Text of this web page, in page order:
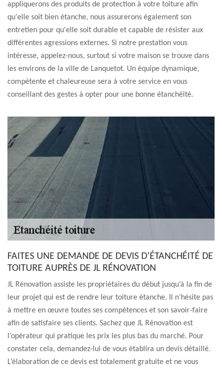
appliquerons des produits de protection à votre toiture afin
qu'elle soit bien étanche, nous assurerons également son
entretien pour qu'elle soit durable et capable de résister aux
différentes agressions externes. Si notre prestation vous
intéresse, appelez-nous, surtout si votre maison se trouve dans
les environs de la ville de Lanquetot. Un équipe dynamique,
compétente et chaleureuse sera à votre service en vous
conseillant des gestes à opter pour une bonne étanchéité.
FAITES UNE DEMANDE DE DEVIS D’ÉTANCHÉITÉ DE
TOITURE AUPRÈS DE JL RÉNOVATION
JL Rénovation assiste les propriétaires du début jusqu’à la fin de
leur projet qui est de rendre leur toiture étanche. Il n’hésite pas
à mettre en œuvre toutes ses compétences et son savoir-faire
afin de satisfaire ses clients. Sachez que JL Rénovation est
l’opérateur qui pratique les prix les plus bas du marché. Pour
constater cela, demandez-lui de vous établira un devis détaillé.
L’élaboration de ce devis est totalement gratuite et ne vous